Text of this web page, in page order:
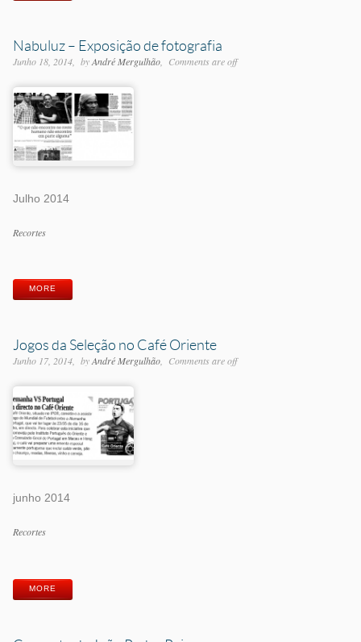
Nabuluz – Exposição de fotografia
Junho 18, 2014 byAndré Mergulhão Comments are off
Julho 2014
Categorias
Recortes
MORE
Jogos da Seleção no Café Oriente
Junho 17, 2014 byAndré Mergulhão Comments are off
junho 2014
Categorias
Recortes
MORE